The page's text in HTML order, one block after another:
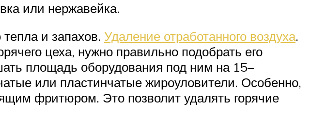
или нержавейка.
и запахов. Удаление отработанного воздуха.
цеха, нужно правильно подобрать его
площадь оборудования под ним на 15–
или пластинчатые жироуловители. Особенно,
фритюром. Это позволит удалять горячие